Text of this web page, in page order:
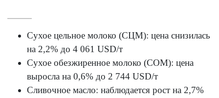
Сухое цельное молоко (СЦМ): цена снизилась
на 2,2% до 4 061 USD/т
Сухое обезжиренное молоко (СОМ): цена
выросла на 0,6% до 2 744 USD/т
Сливочное масло: наблюдается рост на 2,7%